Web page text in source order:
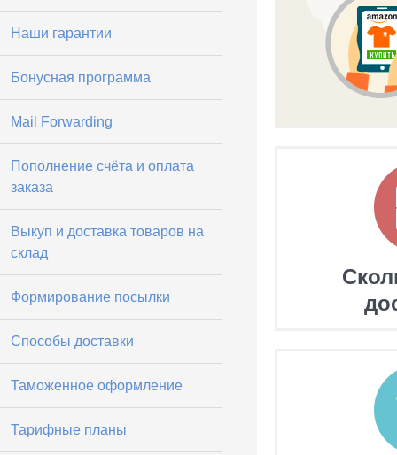
Наши гарантии
Бонусная программа
Mail Forwarding
Пополнение счёта и оплата
заказа
Выкуп и доставка товаров на
склад
Формирование посылки
Способы доставки
Таможенное оформление
Тарифные планы